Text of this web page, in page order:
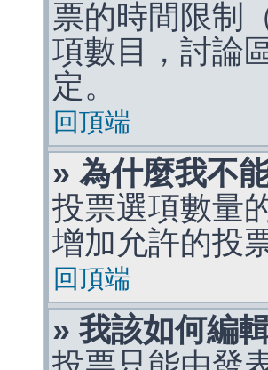
票的時間限制
項數目，討論
定。
回頂端
» 為什麼我不
投票選項數量
增加允許的投
回頂端
» 我該如何編